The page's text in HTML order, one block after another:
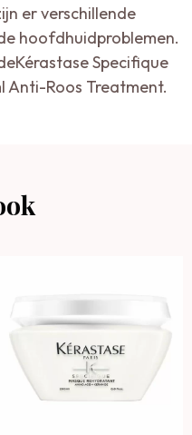
er verschillende
hoofdhuidproblemen.
Specifique
Anti-Roos Treatment.